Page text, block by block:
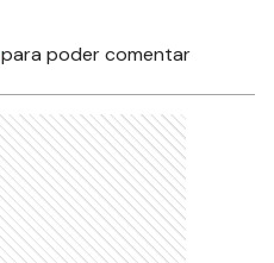
para poder comentar